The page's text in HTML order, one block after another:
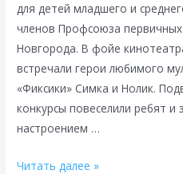
для детей младшего и
членов Профсоюза
Новгорода. В фойе
встречали герои любимого
«Фиксики» Симка и Нолик.
конкурсы повеселили ребят
настроением …
Праздник
Читать далее »